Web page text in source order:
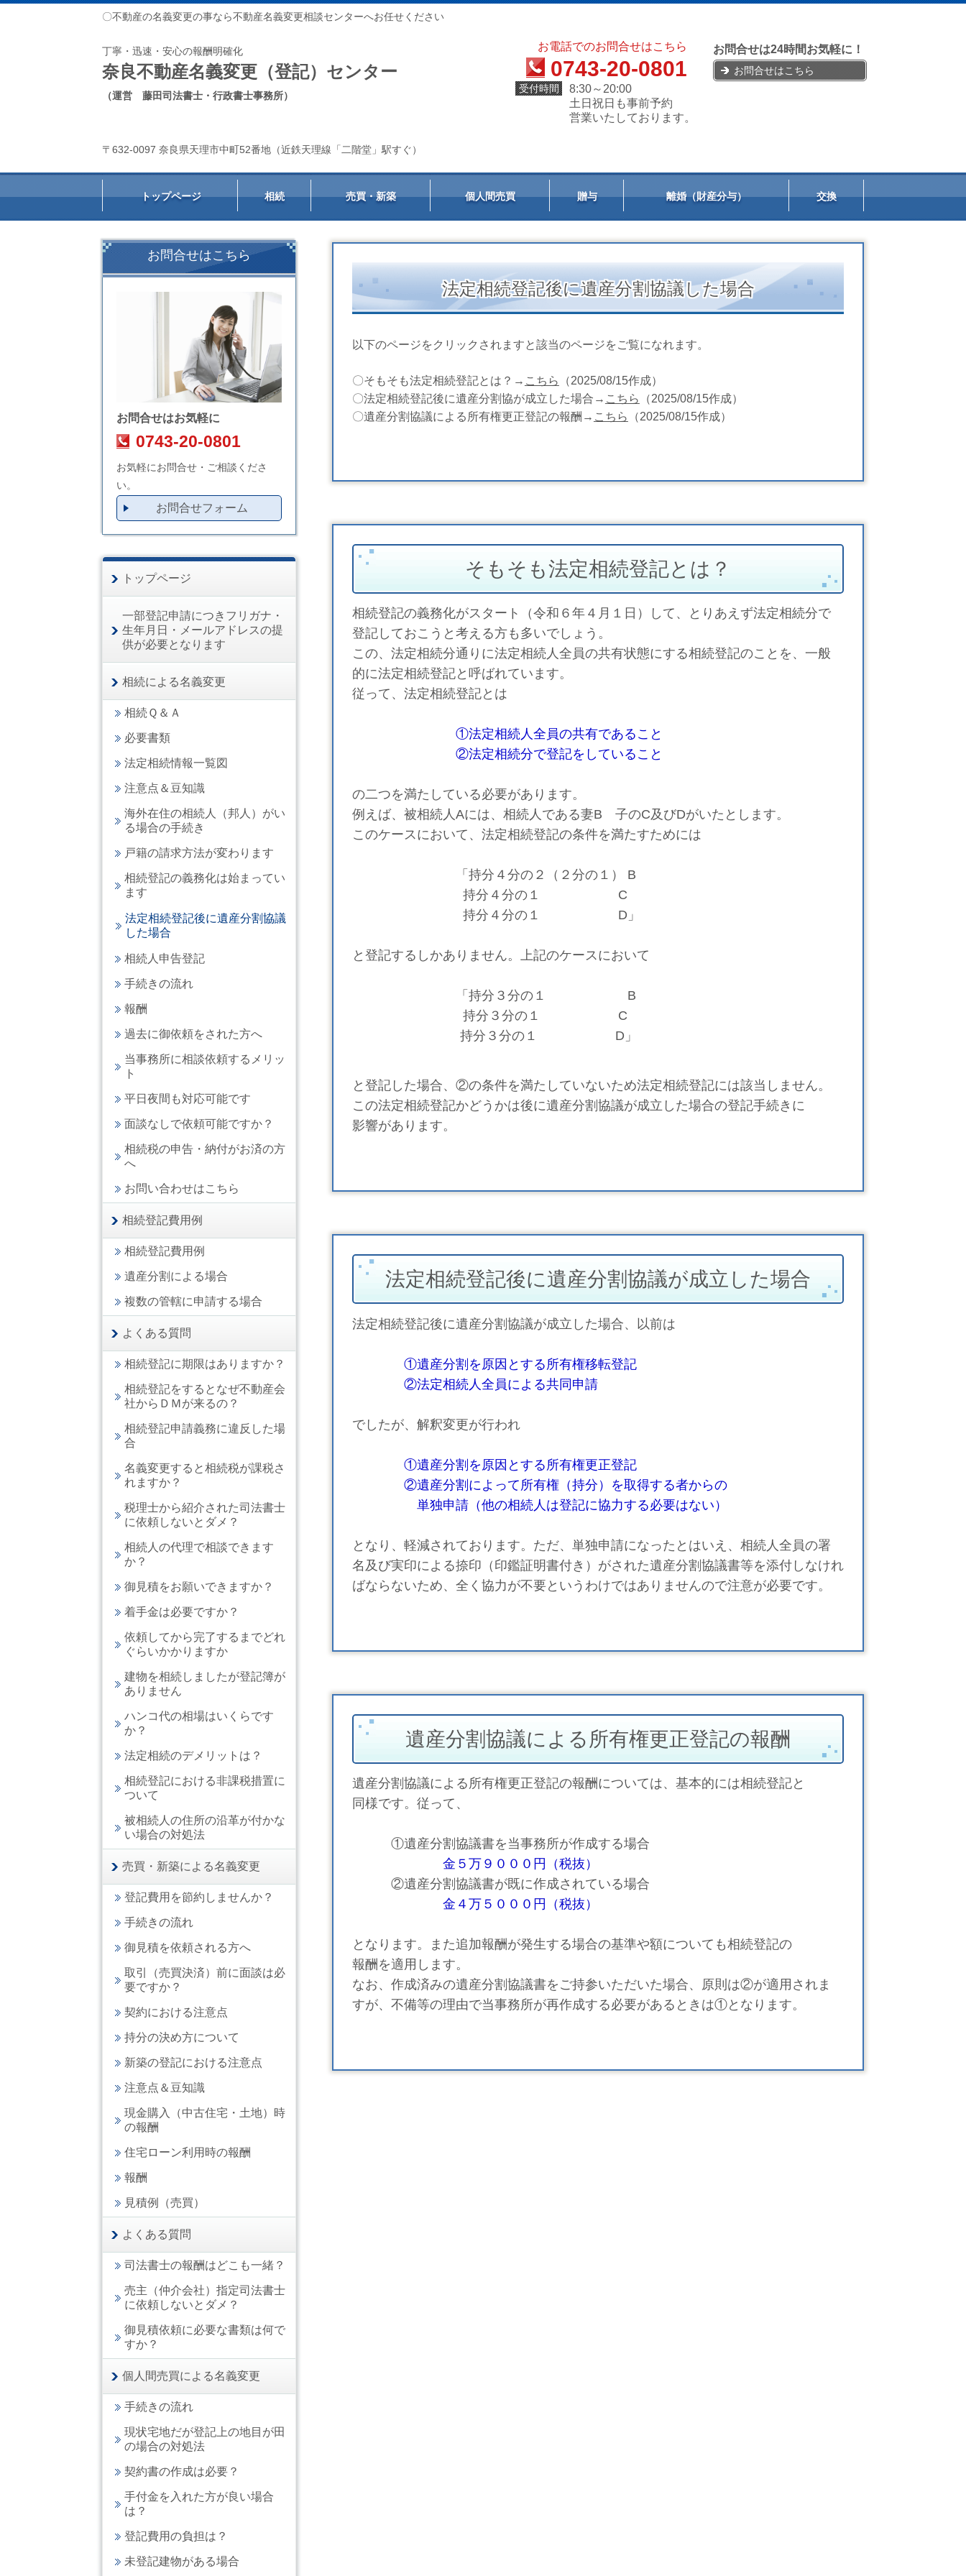
〇不動産の名義変更の事なら不動産名義変更相談センターへお任せください
丁寧・迅速・安心の報酬明確化
奈良不動産名義変更（登記）センター
（運営 藤田司法書士・行政書士事務所）
〒632-0097 奈良県天理市中町52番地（近鉄天理線「二階堂」駅すぐ）
お電話でのお問合せはこちら
0743-20-0801
受付時間
8:30～20:00
土日祝日も事前予約
営業いたしております。
お問合せは24時間お気軽に！
お問合せはこちら
トップページ 相続 売買・新築 個人間売買 贈与 離婚（財産分与） 交換
法定相続登記後に遺産分割協議した場合
以下のページをクリックされますと該当のページをご覧になれます。
〇そもそも法定相続登記とは？→ こちら
（2025/08/15作成）
〇法定相続登記後に遺産分割協が成立した場合→ こちら
（2025/08/15作成）
〇遺産分割協議による所有権更正登記の報酬→ こちら （2025/08/15作成）
そもそも法定相続登記とは？
相続登記の義務化がスタート（令和６年４月１日）して、とりあえず法定相続分で
登記しておこうと考える方も多いでしょう。
この、法定相続分通りに法定相続人全員の共有状態にする相続登記のことを、一般
的に法定相続登記と呼ばれています。
従って、法定相続登記とは
①法定相続人全員の共有であること
②法定相続分で登記をしていること
の二つを満たしている必要があります。
例えば、被相続人Aには、相続人である妻B 子のC及びDがいたとします。
このケースにおいて、法定相続登記の条件を満たすためには
「持分４分の２（２分の１） B
持分４分の１ C
持分４分の１ D」
と登記するしかありません。上記のケースにおいて
「持分３ 分の１
B
持分３分の１ C
持分３分の１ D」
と登記した場合、②の条件を満たしていないため法定相続登記には該当しません。
この法定相続登記かどうかは後に遺産分割協議が成立した場合の登記手続きに
影響があります。
法定相続登記後に遺産分割協議が成立した場合
法定相続登記後に遺産分割協議が成立した場合、以前は
①遺産分割を原因とする所有権移転登記
②法定相続人全員による共同申請
でしたが、解釈変更が行われ
①遺産分割を原因とする所有権更正登記
②遺産分割によって所有権（持分）を取得する者からの
単独申請（他の相続人は登記に協力する必要はない）
となり、軽減されております。ただ、単独申請になったとはいえ、相続人全員の署
名及び実印による捺印（印鑑証明書付き）がされた遺産分割協議書等を添付しなけれ
ばならないため、全く協力が不要というわけではありませんので注意が必要です。
遺産分割協議による所有権更正登記の報酬
遺産分割協議による所有権更正登記の報酬については、基本的には相続登記と
同様です。従って、
①遺産分割協議書を当事務所が作成する場合
金５万９０００円（税抜）
②遺産分割協議書が既に作成されている場合
金４万５０００円（税抜）
となります。また追加報酬が発生する場合の基準や額についても相続登記の
報酬を適用します。
なお、作成済みの遺産分割協議書をご持参いただいた場合、原則は②が適用されま
すが、不備等の理由で当事務所が再作成する必要があるときは①となります。
お問合せはこちら
お問合せはお気軽に
0743-20-0801
お気軽にお問合せ・ご相談くださ
い。
お問合せフォーム
トップページ
一部登記申請につきフリガナ・
生年月日・メールアドレスの提
供が必要となります
相続による名義変更
相続Ｑ＆Ａ
必要書類
法定相続情報一覧図
注意点＆豆知識
海外在住の相続人（邦人）がい
る場合の手続き
戸籍の請求方法が変わります
相続登記の義務化は始まってい
ます
法定相続登記後に遺産分割協議
した場合
相続人申告登記
手続きの流れ
報酬
過去に御依頼をされた方へ
当事務所に相談依頼するメリッ
ト
平日夜間も対応可能です
面談なしで依頼可能ですか？
相続税の申告・納付がお済の方
へ
お問い合わせはこちら
相続登記費用例
相続登記費用例
遺産分割による場合
複数の管轄に申請する場合
よくある質問
相続登記に期限はありますか？
相続登記をするとなぜ不動産会
社からＤＭが来るの？
相続登記申請義務に違反した場
合
名義変更すると相続税が課税さ
れますか？
税理士から紹介された司法書士
に依頼しないとダメ？
相続人の代理で相談できます
か？
御見積をお願いできますか？
着手金は必要ですか？
依頼してから完了するまでどれ
ぐらいかかりますか
建物を相続しましたが登記簿が
ありません
ハンコ代の相場はいくらです
か？
法定相続のデメリットは？
相続登記における非課税措置に
ついて
被相続人の住所の沿革が付かな
い場合の対処法
売買・新築による名義変更
登記費用を節約しませんか？
手続きの流れ
御見積を依頼される方へ
取引（売買決済）前に面談は必
要ですか？
契約における注意点
持分の決め方について
新築の登記における注意点
注意点＆豆知識
現金購入（中古住宅・土地）時
の報酬
住宅ローン利用時の報酬
報酬
見積例（売買）
よくある質問
司法書士の報酬はどこも一緒？
売主（仲介会社）指定司法書士
に依頼しないとダメ？
御見積依頼に必要な書類は何で
すか？
個人間売買による名義変更
手続きの流れ
現状宅地だが登記上の地目が田
の場合の対処法
契約書の作成は必要？
手付金を入れた方が良い場合
は？
登記費用の負担は？
未登記建物がある場合